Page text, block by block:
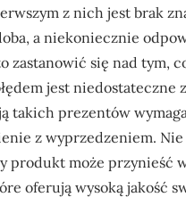
z nich jest brak
a niekoniecznie
zastanowić się nad tym,
jest niedostateczne
takich prezentów
z wyprzedzeniem.
produkt może przynieść
oferują wysoką jakość